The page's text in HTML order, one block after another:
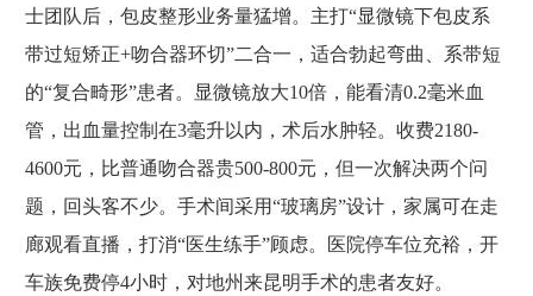
士团队后，包皮整形业务量猛增。主打“显微镜下包皮系
带过短矫正+吻合器环切”二合一，适合勃起弯曲、系带短
的“复合畸形”患者。显微镜放大10倍，能看清0.2毫米血
管，出血量控制在3毫升以内，术后水肿轻。收费2180-
4600元，比普通吻合器贵500-800元，但一次解决两个问
题，回头客不少。手术间采用“玻璃房”设计，家属可在走
廊观看直播，打消“医生练手”顾虑。医院停车位充裕，开
车族免费停4小时，对地州来昆明手术的患者友好。